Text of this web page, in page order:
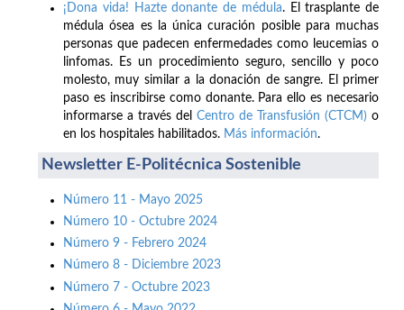
¡Dona vida! Hazte donante de médula. El trasplante de
médula ósea es la única curación posible para muchas
personas que padecen enfermedades como leucemias o
linfomas. Es un procedimiento seguro, sencillo y poco
molesto, muy similar a la donación de sangre. El primer
paso es inscribirse como donante. Para ello es necesario
informarse a través del Centro de Transfusión (CTCM) o
en los hospitales habilitados. Más información.
Newsletter E-Politécnica Sostenible
Número 11 - Mayo 2025
Número 10 - Octubre 2024
Número 9 - Febrero 2024
Número 8 - Diciembre 2023
Número 7 - Octubre 2023